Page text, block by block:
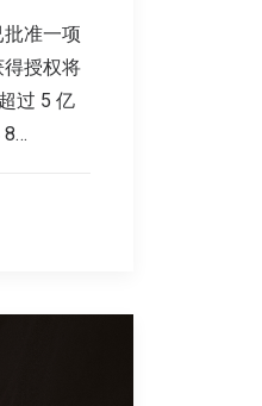
准一项
授权将
过 5 亿
8…